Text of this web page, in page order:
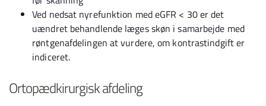
Ved nedsat nyrefunktion med eGFR < 30 er det
uændret behandlende læges skøn i samarbejde med
røntgenafdelingen at vurdere, om kontrastindgift er
indiceret.
Ortopædkirurgisk afdeling